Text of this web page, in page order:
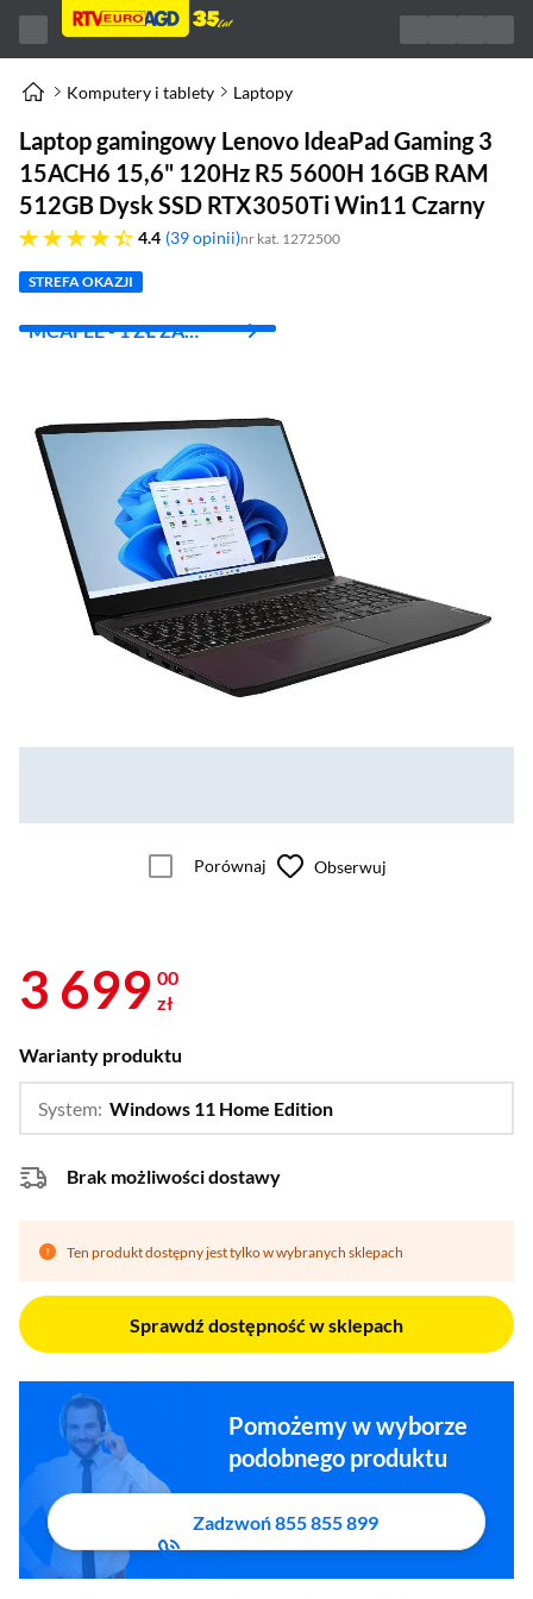
Komputery i tablety Laptopy
Laptop gamingowy Lenovo IdeaPad Gaming 3
15ACH6 15,6" 120Hz R5 5600H 16GB RAM
512GB Dysk SSD RTX3050Ti Win11 Czarny
4.4
4.4 gwiazdek 39 opinii nr kat. 1272500
STREFA OKAZJI
MCAFEE - 1 ZŁ ZA
Porównaj Obserwuj
3 699 00
zł
Warianty produktu
System: Windows 11 Home Edition
Brak możliwości dostawy
Ten produkt dostępny jest tylko w wybranych sklepach
Sprawdź dostępność w sklepach
Pomożemy w wyborze
podobnego produktu
Zadzwoń 855 855 899